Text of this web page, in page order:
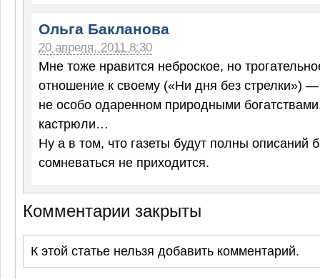
Ольга Бакланова
20 апреля, 2011 8:30
Мне тоже нравится неброское, но
отношение к своему («Ни дня без стрелки») —
не особо одаренном природными
кастрюли…
Ну а в том, что газеты будут полны описаний
сомневаться не приходится.
Комментарии закрыты
К этой статье нельзя добавить комментарий.